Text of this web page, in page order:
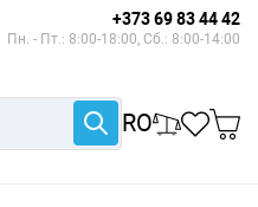
+373 69 83 44 42
Пн. - Пт.: 8:00-18:00, Сб.: 8:00-14:00
RO